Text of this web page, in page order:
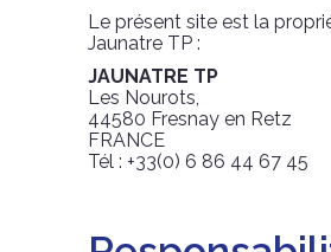
Le présent site est la
Jaunatre TP :
JAUNATRE TP
Les Nourots,
44580 Fresnay en Retz
FRANCE
Tél : +33(0) 6 86 44 67 45